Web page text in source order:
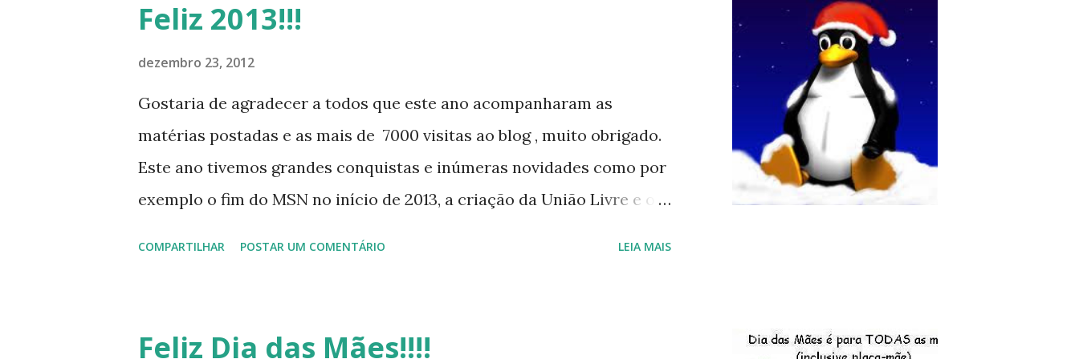
Feliz 2013!!!
dezembro 23, 2012
Gostaria de agradecer a todos que este ano acompanharam as
matérias postadas e as mais de 7000 visitas ao blog , muito obrigado.
Este ano tivemos grandes conquistas e inúmeras novidades como por
exemplo o fim do MSN no início de 2013, a criação da União Livre e o
COMPARTILHAR POSTAR UM COMENTÁRIO LEIA MAIS
Feliz Dia das Mães!!!!